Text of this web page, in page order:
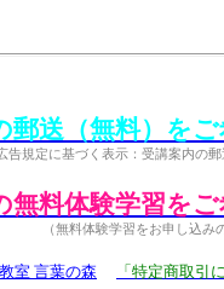
郵送（無料）を
告規定に基づく表示：受講案内の
無料体験学習を
（無料体験学習をお申し込
室 言葉の森 「特定商取引